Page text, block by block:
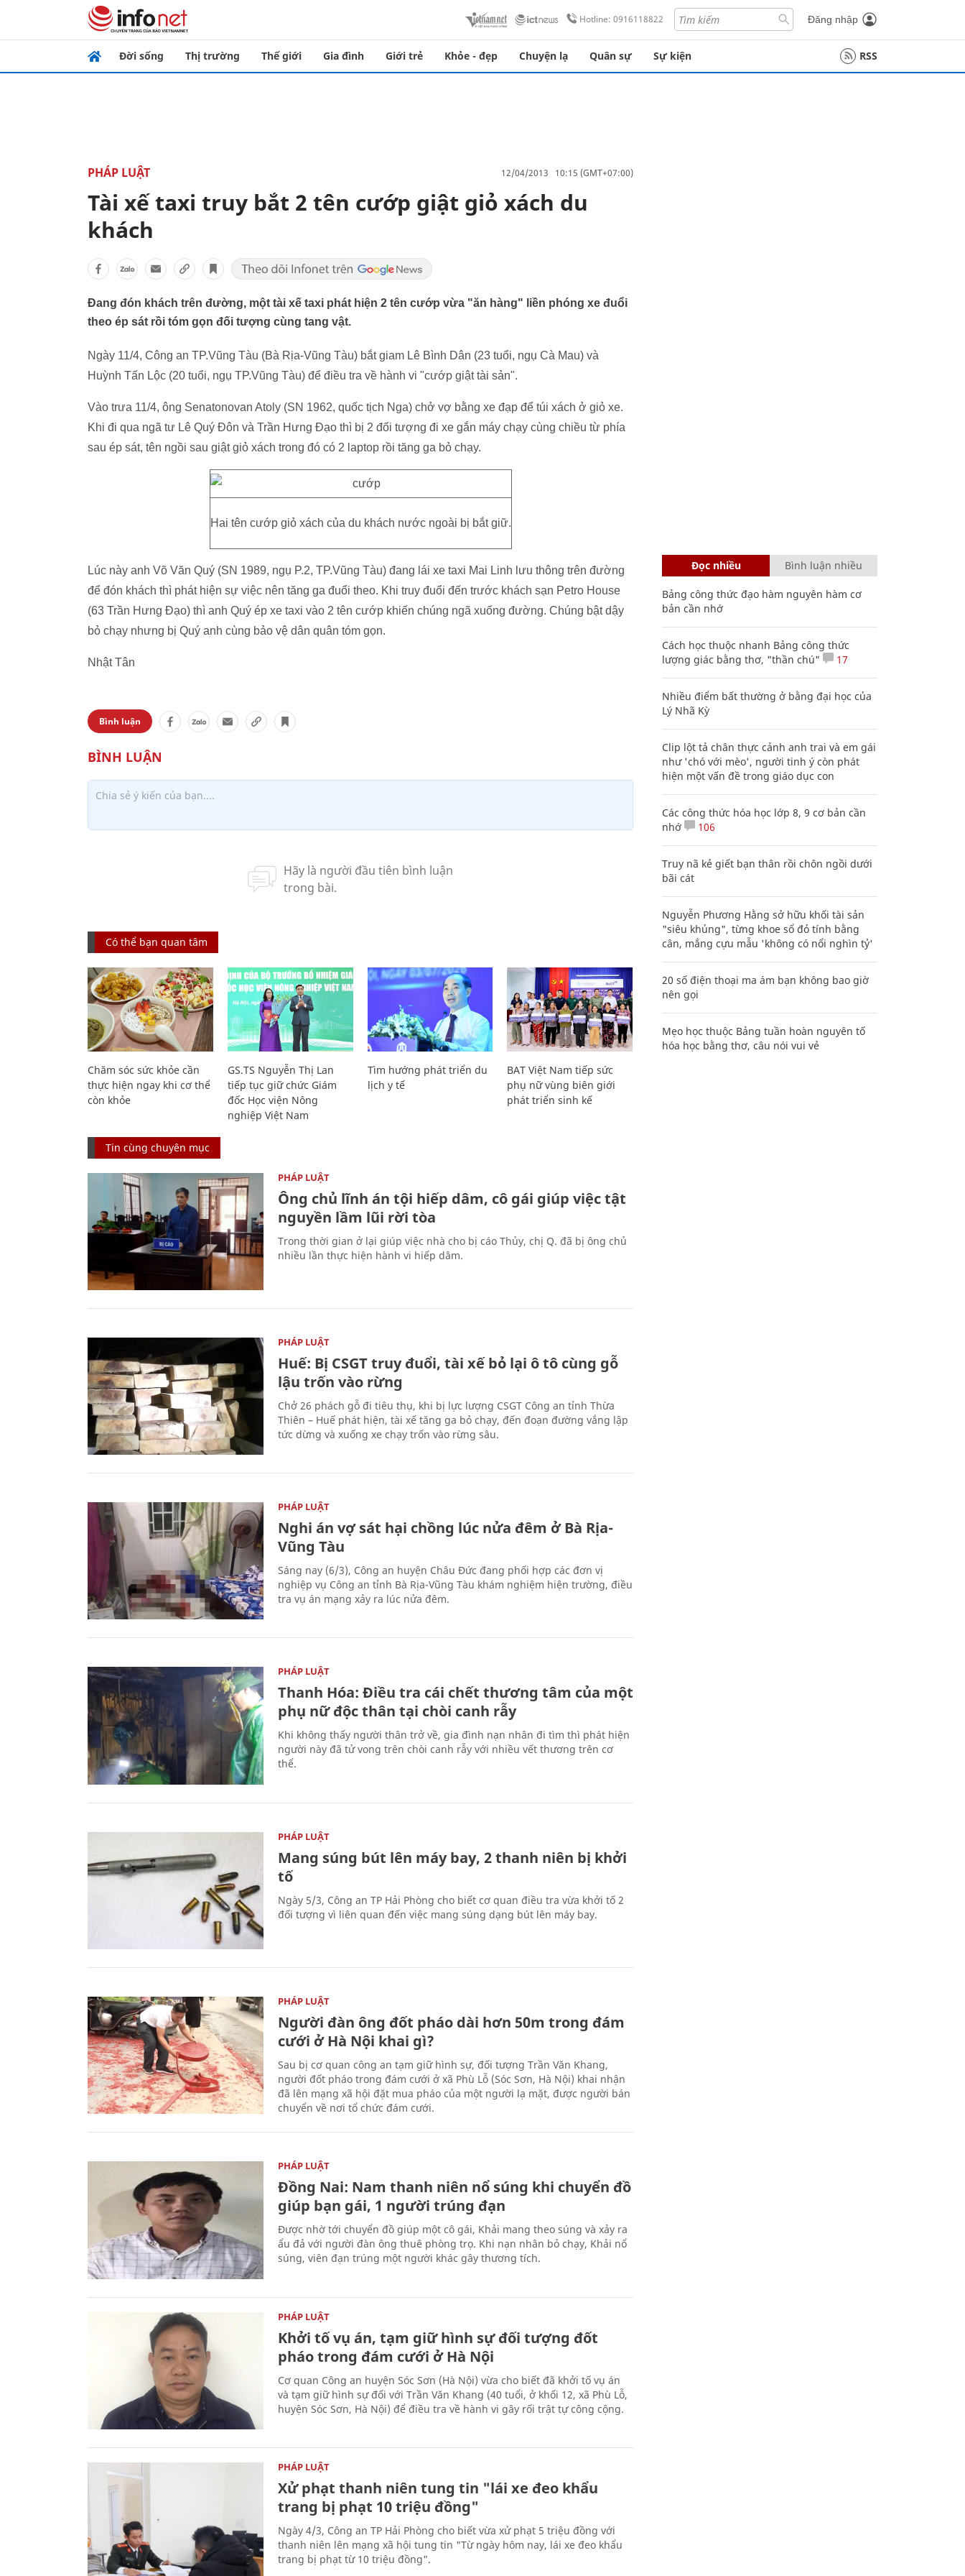
Hotline: 0916118822 Đăng nhập
Đời sống Thị trường Thế giới Gia đình Giới trẻ Khỏe - đẹp Chuyện lạ Quân sự Sự kiện RSS
PHÁP LUẬT 12/04/2013 10:15 (GMT+07:00)
Tài xế taxi truy bắt 2 tên cướp giật giỏ xách du
khách
Đang đón khách trên đường, một tài xế taxi phát hiện 2 tên cướp vừa "ăn hàng" liền phóng xe đuổi
theo ép sát rồi tóm gọn đối tượng cùng tang vật.
Ngày 11/4, Công an TP.Vũng Tàu (Bà Rịa-Vũng Tàu) bắt giam Lê Bình Dân (23 tuổi, ngụ Cà Mau) và
Huỳnh Tấn Lộc (20 tuổi, ngụ TP.Vũng Tàu) để điều tra về hành vi "cướp giật tài sản".
Vào trưa 11/4, ông Senatonovan Atoly (SN 1962, quốc tịch Nga) chở vợ bằng xe đạp để túi xách ở giỏ xe.
Khi đi qua ngã tư Lê Quý Đôn và Trần Hưng Đạo thì bị 2 đối tượng đi xe gắn máy chạy cùng chiều từ phía
sau ép sát, tên ngồi sau giật giỏ xách trong đó có 2 laptop rồi tăng ga bỏ chạy.
Hai tên cướp giỏ xách của du khách nước ngoài bị bắt giữ.
Lúc này anh Võ Văn Quý (SN 1989, ngụ P.2, TP.Vũng Tàu) đang lái xe taxi Mai Linh lưu thông trên đường
để đón khách thì phát hiện sự việc nên tăng ga đuổi theo. Khi truy đuổi đến trước khách sạn Petro House
(63 Trần Hưng Đạo) thì anh Quý ép xe taxi vào 2 tên cướp khiến chúng ngã xuống đường. Chúng bật dậy
bỏ chạy nhưng bị Quý anh cùng bảo vệ dân quân tóm gọn.
Nhật Tân
Bình luận
Có thể bạn quan tâm
Chăm sóc sức khỏe cần
thực hiện ngay khi cơ thể
còn khỏe
GS.TS Nguyễn Thị Lan
tiếp tục giữ chức Giám
đốc Học viện Nông
nghiệp Việt Nam
Tìm hướng phát triển du
lịch y tế
BAT Việt Nam tiếp sức
phụ nữ vùng biên giới
phát triển sinh kế
Tin cùng chuyên mục
PHÁP LUẬT
Ông chủ lĩnh án tội hiếp dâm, cô gái giúp việc tật
nguyền lầm lũi rời tòa
Trong thời gian ở lại giúp việc nhà cho bị cáo Thủy, chị Q. đã bị ông chủ
nhiều lần thực hiện hành vi hiếp dâm.
PHÁP LUẬT
Huế: Bị CSGT truy đuổi, tài xế bỏ lại ô tô cùng gỗ
lậu trốn vào rừng
Chở 26 phách gỗ đi tiêu thụ, khi bị lực lượng CSGT Công an tỉnh Thừa
Thiên – Huế phát hiện, tài xế tăng ga bỏ chạy, đến đoạn đường vắng lập
tức dừng và xuống xe chạy trốn vào rừng sâu.
PHÁP LUẬT
Nghi án vợ sát hại chồng lúc nửa đêm ở Bà Rịa-
Vũng Tàu
Sáng nay (6/3), Công an huyện Châu Đức đang phối hợp các đơn vị
nghiệp vụ Công an tỉnh Bà Rịa-Vũng Tàu khám nghiệm hiện trường, điều
tra vụ án mạng xảy ra lúc nửa đêm.
PHÁP LUẬT
Thanh Hóa: Điều tra cái chết thương tâm của một
phụ nữ độc thân tại chòi canh rẫy
Khi không thấy người thân trở về, gia đình nạn nhân đi tìm thì phát hiện
người này đã tử vong trên chòi canh rẫy với nhiều vết thương trên cơ
thể.
PHÁP LUẬT
Mang súng bút lên máy bay, 2 thanh niên bị khởi
tố
Ngày 5/3, Công an TP Hải Phòng cho biết cơ quan điều tra vừa khởi tố 2
đối tượng vì liên quan đến việc mang súng dạng bút lên máy bay.
PHÁP LUẬT
Người đàn ông đốt pháo dài hơn 50m trong đám
cưới ở Hà Nội khai gì?
Sau bị cơ quan công an tạm giữ hình sự, đối tượng Trần Văn Khang,
người đốt pháo trong đám cưới ở xã Phù Lỗ (Sóc Sơn, Hà Nội) khai nhận
đã lên mạng xã hội đặt mua pháo của một người lạ mặt, được người bán
chuyển về nơi tổ chức đám cưới.
PHÁP LUẬT
Đồng Nai: Nam thanh niên nổ súng khi chuyển đồ
giúp bạn gái, 1 người trúng đạn
Được nhờ tới chuyển đồ giúp một cô gái, Khải mang theo súng và xảy ra
ẩu đả với người đàn ông thuê phòng trọ. Khi nạn nhân bỏ chạy, Khải nổ
súng, viên đạn trúng một người khác gây thương tích.
PHÁP LUẬT
Khởi tố vụ án, tạm giữ hình sự đối tượng đốt
pháo trong đám cưới ở Hà Nội
Cơ quan Công an huyện Sóc Sơn (Hà Nội) vừa cho biết đã khởi tố vụ án
và tạm giữ hình sự đối với Trần Văn Khang (40 tuổi, ở khối 12, xã Phù Lỗ,
huyện Sóc Sơn, Hà Nội) để điều tra về hành vi gây rối trật tự công cộng.
PHÁP LUẬT
Xử phạt thanh niên tung tin "lái xe đeo khẩu
trang bị phạt 10 triệu đồng"
Ngày 4/3, Công an TP Hải Phòng cho biết vừa xử phạt 5 triệu đồng với
thanh niên lên mạng xã hội tung tin "Từ ngày hôm nay, lái xe đeo khẩu
trang bị phạt từ 10 triệu đồng".
Đọc nhiều Bình luận nhiều
Bảng công thức đạo hàm nguyên hàm cơ
bản cần nhớ
Cách học thuộc nhanh Bảng công thức
lượng giác bằng thơ, "thần chú"
17
Nhiều điểm bất thường ở bằng đại học của
Lý Nhã Kỳ
Clip lột tả chân thực cảnh anh trai và em gái
như 'chó với mèo', người tinh ý còn phát
hiện một vấn đề trong giáo dục con
Các công thức hóa học lớp 8, 9 cơ bản cần
nhớ
106
Truy nã kẻ giết bạn thân rồi chôn ngồi dưới
bãi cát
Nguyễn Phương Hằng sở hữu khối tài sản
"siêu khủng", từng khoe sổ đỏ tính bằng
cân, mắng cựu mẫu 'không có nổi nghìn tỷ'
20 số điện thoại ma ám bạn không bao giờ
nên gọi
Mẹo học thuộc Bảng tuần hoàn nguyên tố
hóa học bằng thơ, câu nói vui vẻ